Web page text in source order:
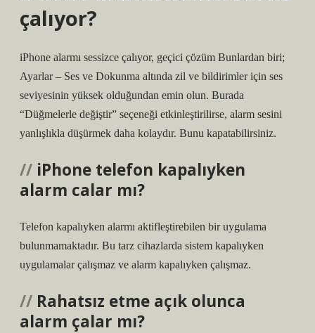
çalıyor?
iPhone alarmı sessizce çalıyor, geçici çözüm Bunlardan biri;
Ayarlar – Ses ve Dokunma altında zil ve bildirimler için ses
seviyesinin yüksek olduğundan emin olun. Burada
“Düğmelerle değiştir” seçeneği etkinleştirilirse, alarm sesini
yanlışlıkla düşürmek daha kolaydır. Bunu kapatabilirsiniz.
iPhone telefon kapalıyken
alarm calar mı?
Telefon kapalıyken alarmı aktifleştirebilen bir uygulama
bulunmamaktadır. Bu tarz cihazlarda sistem kapalıyken
uygulamalar çalışmaz ve alarm kapalıyken çalışmaz.
Rahatsız etme açık olunca
alarm çalar mı?